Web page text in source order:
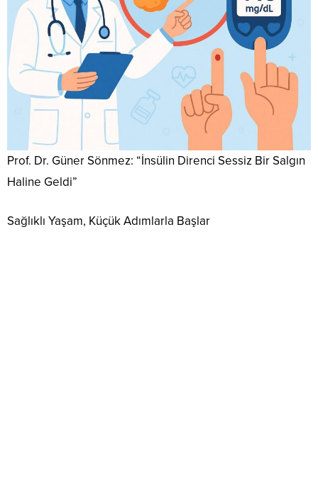
Prof. Dr. Güner Sönmez: “İnsülin Direnci Sessiz Bir Salgın
Haline Geldi”
Sağlıklı Yaşam, Küçük Adımlarla Başlar